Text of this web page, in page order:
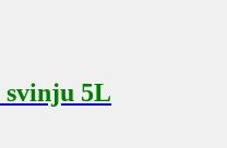
5L